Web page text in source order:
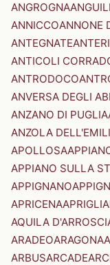
ANGROGNA
ANNICCOANNONE
ANTEGNATE
ANTICOLI
ANTRODOCO
ANVERSA DEGLI
ANZANO DI PUGLIA
ANZOLA
APOLLOSA
APPIANO SULLA
APPIGNANO
APRICENA
AQUILA
ARADEOARAGONA
ARBUSARCADE